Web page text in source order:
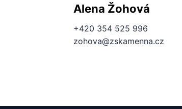
Alena Žohová
+420 354 525 996
zohova@zskamenna.cz